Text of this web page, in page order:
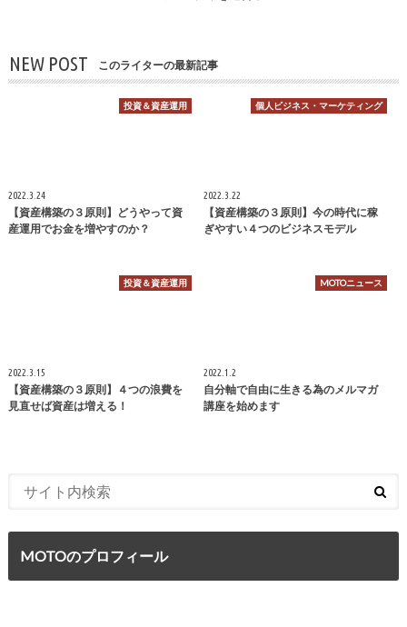
NEW POST このライターの最新記事
投資＆資産運用
2022.3.24
【資産構築の３原則】どうやって資
産運用でお金を増やすのか？
個人ビジネス・マーケティング
2022.3.22
【資産構築の３原則】今の時代に稼
ぎやすい４つのビジネスモデル
投資＆資産運用
2022.3.15
【資産構築の３原則】４つの浪費を
見直せば資産は増える！
MOTOニュース
2022.1.2
自分軸で自由に生きる為のメルマガ
講座を始めます
MOTOのプロフィール